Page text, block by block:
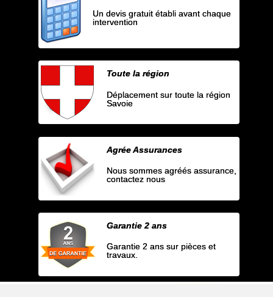
Un devis gratuit établi avant chaque
intervention
Toute la région
Déplacement sur toute la région
Savoie
Agrée Assurances
Nous sommes agréés assurance,
contactez nous
Garantie 2 ans
Garantie 2 ans sur pièces et
travaux.